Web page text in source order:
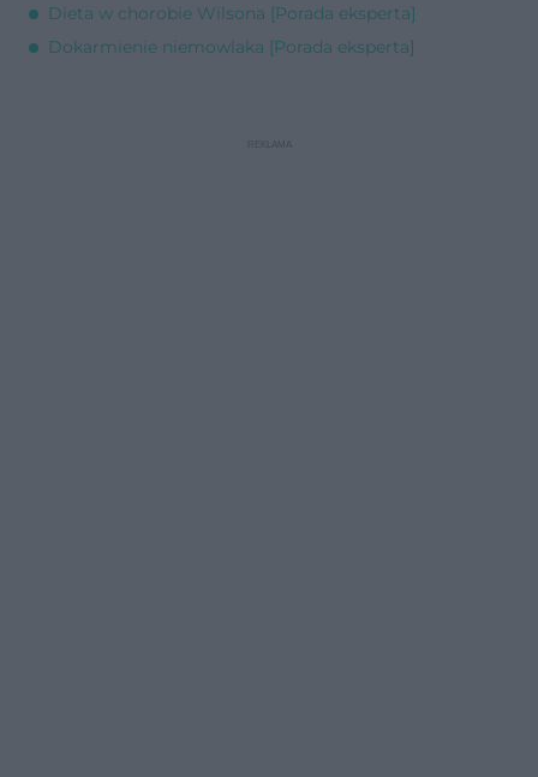
Dieta w chorobie Wilsona [Porada eksperta]
Dokarmienie niemowlaka [Porada eksperta]